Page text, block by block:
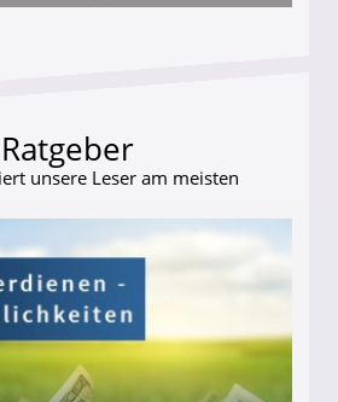
Ratgeber
unsere Leser am meisten